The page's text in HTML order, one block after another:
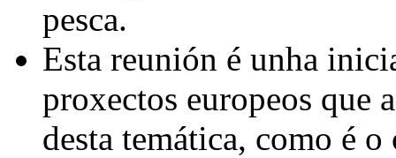
pesca.
Esta reunión é unha
proxectos europeos que
desta temática, como é